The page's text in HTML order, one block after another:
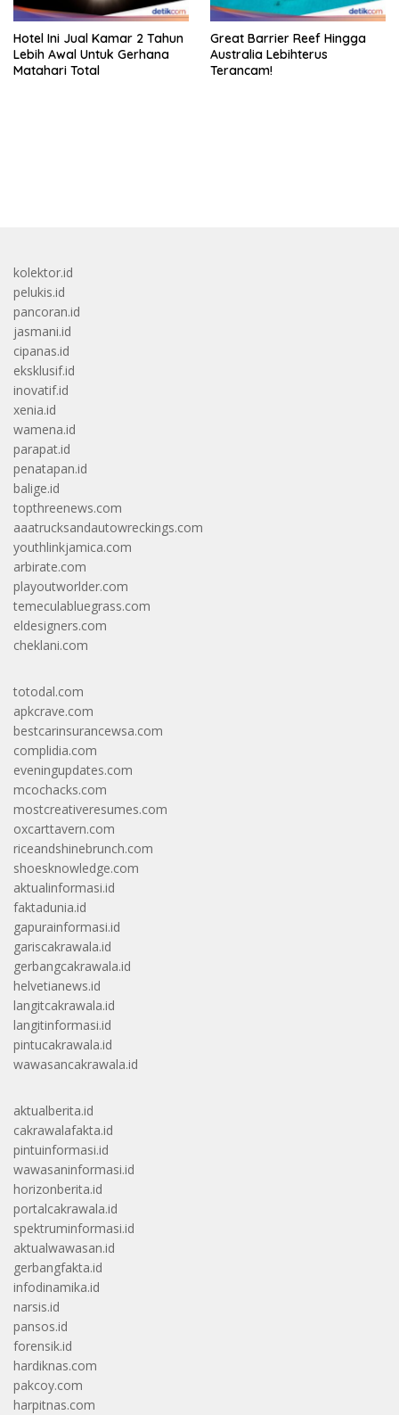
Hotel Ini Jual Kamar 2 Tahun
Lebih Awal Untuk Gerhana
Matahari Total
Great Barrier Reef Hingga
Australia Lebihterus
Terancam!
kolektor.id
pelukis.id
pancoran.id
jasmani.id
cipanas.id
eksklusif.id
inovatif.id
xenia.id
wamena.id
parapat.id
penatapan.id
balige.id
topthreenews.com
aaatrucksandautowreckings.com
youthlinkjamica.com
arbirate.com
playoutworlder.com
temeculabluegrass.com
eldesigners.com
cheklani.com
totodal.com
apkcrave.com
bestcarinsurancewsa.com
complidia.com
eveningupdates.com
mcochacks.com
mostcreativeresumes.com
oxcarttavern.com
riceandshinebrunch.com
shoesknowledge.com
aktualinformasi.id
faktadunia.id
gapurainformasi.id
gariscakrawala.id
gerbangcakrawala.id
helvetianews.id
langitcakrawala.id
langitinformasi.id
pintucakrawala.id
wawasancakrawala.id
aktualberita.id
cakrawalafakta.id
pintuinformasi.id
wawasaninformasi.id
horizonberita.id
portalcakrawala.id
spektruminformasi.id
aktualwawasan.id
gerbangfakta.id
infodinamika.id
narsis.id
pansos.id
forensik.id
hardiknas.com
pakcoy.com
harpitnas.com